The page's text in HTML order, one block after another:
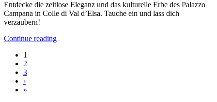
Entdecke die zeitlose Eleganz und das kulturelle Erbe des Palazzo
Campana in Colle di Val d’Elsa. Tauche ein und lass dich
verzaubern!
Continue reading
1
2
3
›
»